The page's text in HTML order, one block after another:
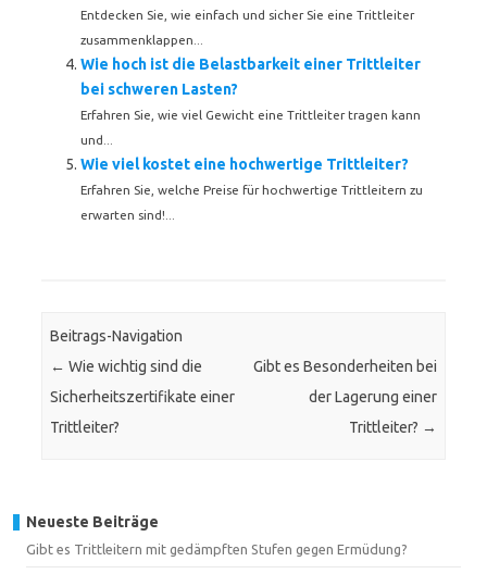
Entdecken Sie, wie einfach und sicher Sie eine Trittleiter
zusammenklappen...
Wie hoch ist die Belastbarkeit einer Trittleiter
bei schweren Lasten?
Erfahren Sie, wie viel Gewicht eine Trittleiter tragen kann
und...
Wie viel kostet eine hochwertige Trittleiter?
Erfahren Sie, welche Preise für hochwertige Trittleitern zu
erwarten sind!...
Beitrags-Navigation
← Wie wichtig sind die
Sicherheitszertifikate einer
Trittleiter?
Gibt es Besonderheiten bei
der Lagerung einer
Trittleiter? →
Neueste Beiträge
Gibt es Trittleitern mit gedämpften Stufen gegen Ermüdung?